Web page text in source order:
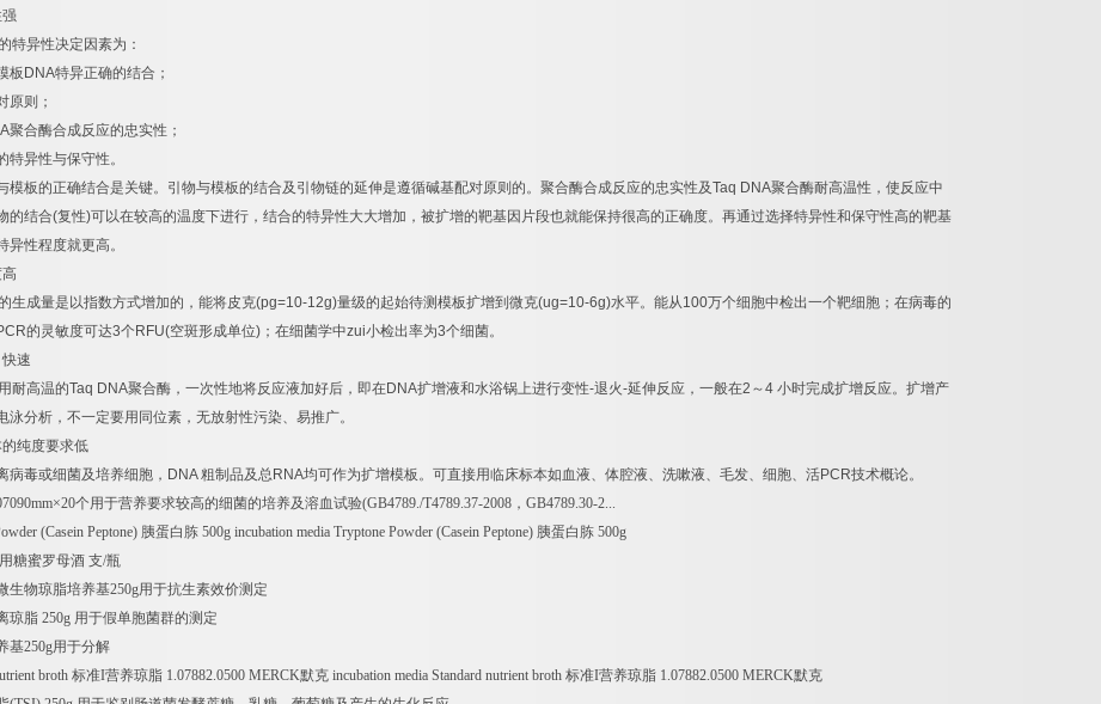
特异性决定因素为：
板 DNA特异正确的结合；
原则；
聚合酶合成反应的忠实性；
特异性与保守性。
模板的正确结合是关键。引物与模板的结合及引物链的延伸是遵循碱基配对原则的。聚合酶合成反应的忠实性及Taq DNA聚合酶耐高温性，使反应中
的结合(复性)可以在较高的温度下进行，结合的特异性大大增加，被扩增的靶基因片段也就能保持很高的正确度。再通过选择特异性和保守性高的靶基
异性程度就更高。
高
生成量是以指数方式增加的，能将皮克(pg=10-12g)量级的起始待测模板扩增到微克(ug=10-6g)水平。能从100万个细胞中检出一个靶细胞；在病毒的
的灵敏度可达3个 RFU(空斑形成单位) ；在细菌学中zui小检出率为3个细菌。
速
耐高温的Taq DNA聚合酶，一次性地将反应液加好后，即在DNA扩增液和水浴锅上进行变性-退火-延伸反应，一般在2 ～4 小时完成扩增反应。扩增产
泳分析，不一定要用同位素，无放射性污染、易推广。
纯度要求低
病毒或细菌及培养细胞， DNA粗制品及总 RNA均可作为扩增模板。可直接用临床标本如血液、体腔液、洗嗽液、毛发、细胞、活PCR技术概论。
×20个用于营养要求较高的细菌的培养及溶血试验(GB4789./T4789.37-2008 ， GB4789.30-2...
(Casein Peptone) 胰蛋白胨 500g incubation media Tryptone Powder (Casein Peptone) 胰蛋白胨 500g
糖蜜罗母酒 支/瓶
生物琼脂培养基250g用于抗生素效价测定
琼脂 250g 用于假单胞菌群的测定
基250g用于分解
broth 标准I营养琼脂 1.07882.0500 MERCK默克 incubation media Standard nutrient broth 标准I营养琼脂 1.07882.0500 MERCK默克